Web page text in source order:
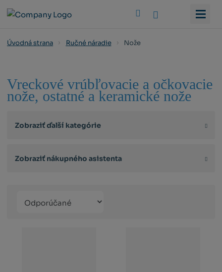
Úvodná strana Ručné náradie Nože
Vreckové vrúbľovacie a očkovacie
nože, ostatné a keramické nože
Zobraziť ďalší kategórie
Zobraziť nákupného asistenta
produktů